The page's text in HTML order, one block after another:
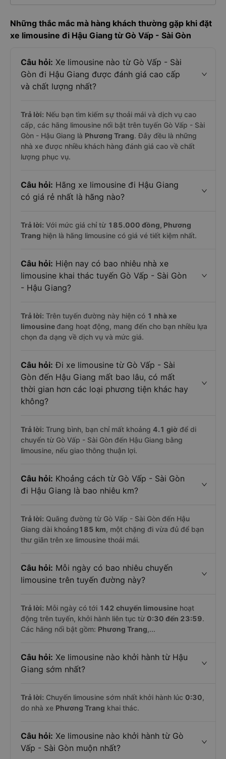
Những thắc mắc mà hàng khách thường gặp khi đặt
xe limousine đi Hậu Giang từ Gò Vấp - Sài Gòn
Câu hỏi: Xe limousine nào từ Gò Vấp - Sài
Gòn đi Hậu Giang được đánh giá cao cấp
và chất lượng nhất?
Trả lời: Nếu bạn tìm kiếm sự thoải mái và dịch vụ cao
cấp, các hãng limousine nổi bật trên tuyến Gò Vấp - Sài
Gòn - Hậu Giang là Phương Trang. Đây đều là những
nhà xe được nhiều khách hàng đánh giá cao về chất
lượng phục vụ.
Câu hỏi: Hãng xe limousine đi Hậu Giang
có giá rẻ nhất là hãng nào?
Trả lời: Với mức giá chỉ từ 185.000 đồng, Phương
Trang hiện là hãng limousine có giá vé tiết kiệm nhất.
Câu hỏi: Hiện nay có bao nhiêu nhà xe
limousine khai thác tuyến Gò Vấp - Sài Gòn
- Hậu Giang?
Trả lời: Trên tuyến đường này hiện có 1 nhà xe
limousineđang hoạt động, mang đến cho bạn nhiều lựa
chọn đa dạng về dịch vụ và mức giá.
Câu hỏi: Đi xe limousine từ Gò Vấp - Sài
Gòn đến Hậu Giang mất bao lâu, có mất
thời gian hơn các loại phương tiện khác hay
không?
Trả lời: Trung bình, bạn chỉ mất khoảng 4.1 giờ để di
chuyển từ Gò Vấp - Sài Gòn đến Hậu Giang bằng
limousine, nếu giao thông thuận lợi.
Câu hỏi: Khoảng cách từ Gò Vấp - Sài Gòn
đi Hậu Giang là bao nhiêu km?
Trả lời: Quãng đường từ Gò Vấp - Sài Gòn đến Hậu
Giang dài khoảng185 km, một chặng đi vừa đủ để bạn
thư giãn trên xe limousine thoải mái.
Câu hỏi: Mỗi ngày có bao nhiêu chuyến
limousine trên tuyến đường này?
Trả lời: Mỗi ngày có tới 142 chuyến limousine hoạt
động trên tuyến, khởi hành liên tục từ0:30 đến 23:59.
Các hãng nổi bật gồm: Phương Trang,...
Câu hỏi: Xe limousine nào khởi hành từ Hậu
Giang sớm nhất?
Trả lời: Chuyến limousine sớm nhất khởi hành lúc 0:30,
do nhà xe Phương Trang khai thác.
Câu hỏi: Xe limousine nào khởi hành từ Gò
Vấp - Sài Gòn muộn nhất?